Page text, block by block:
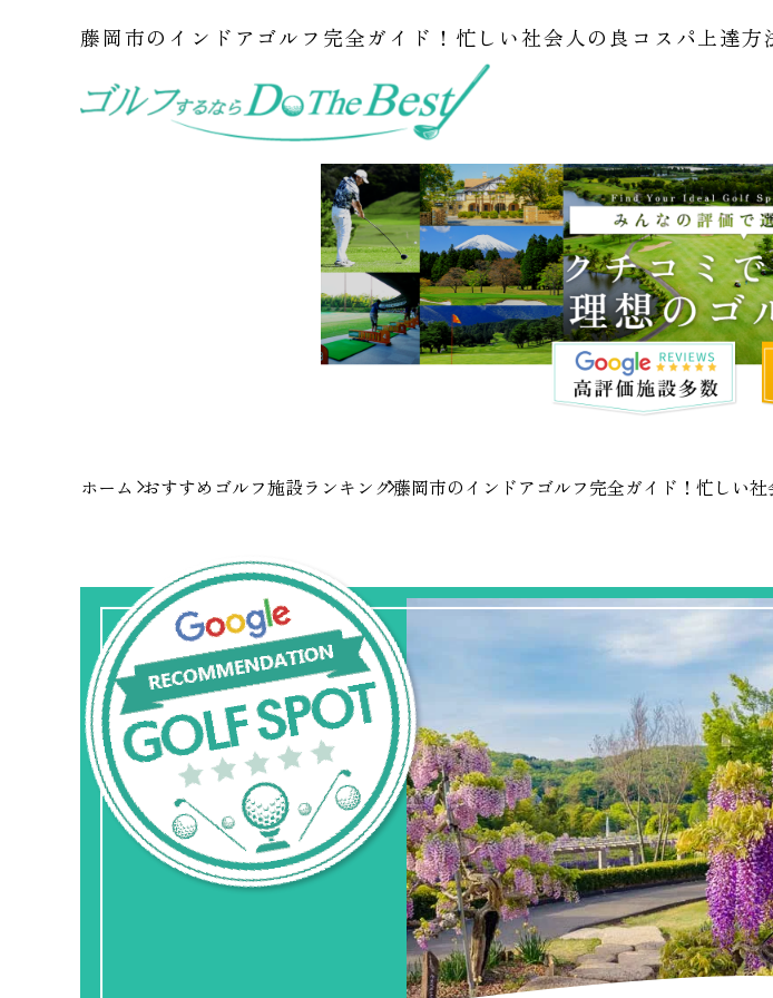
藤岡市のインドアゴルフ完全ガイド！忙しい社会人の良コスパ上達方
ホーム おすすめゴルフ施設ランキング藤岡市のインドアゴルフ完全ガイド！忙しい